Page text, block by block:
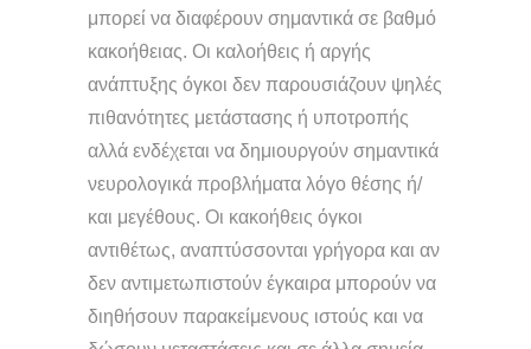
μπορεί να διαφέρουν σημαντικά σε βαθμό
κακοήθειας. Οι καλοήθεις ή αργής
ανάπτυξης όγκοι δεν παρουσιάζουν ψηλές
πιθανότητες μετάστασης ή υποτροπής
αλλά ενδέχεται να δημιουργούν σημαντικά
νευρολογικά προβλήματα λόγο θέσης ή/
και μεγέθους. Οι κακοήθεις όγκοι
αντιθέτως, αναπτύσσονται γρήγορα και αν
δεν αντιμετωπιστούν έγκαιρα μπορούν να
διηθήσουν παρακείμενους ιστούς και να